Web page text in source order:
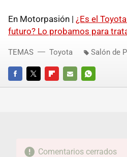
En Motorpasión | ¿Es el
futuro? Lo probamos para
FACEBOOKTWITTERFLIPBOARD
E-
WHATSAPP
TEMAS Toyota Salón de
Comentarios cerrados